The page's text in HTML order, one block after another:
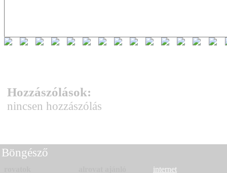
Hozzászólások:
nincsen hozzászólás
Böngésző
internet